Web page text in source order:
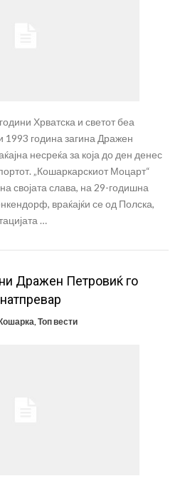
Хрватска и светот беа
1993 година загина Дражен
несреќа за која до ден денес
„Кошаркарскиот Моцарт“
својата слава, на 29-годишна
враќајќи се од Полска,
…
Дражен Петровиќ го
Топ вести